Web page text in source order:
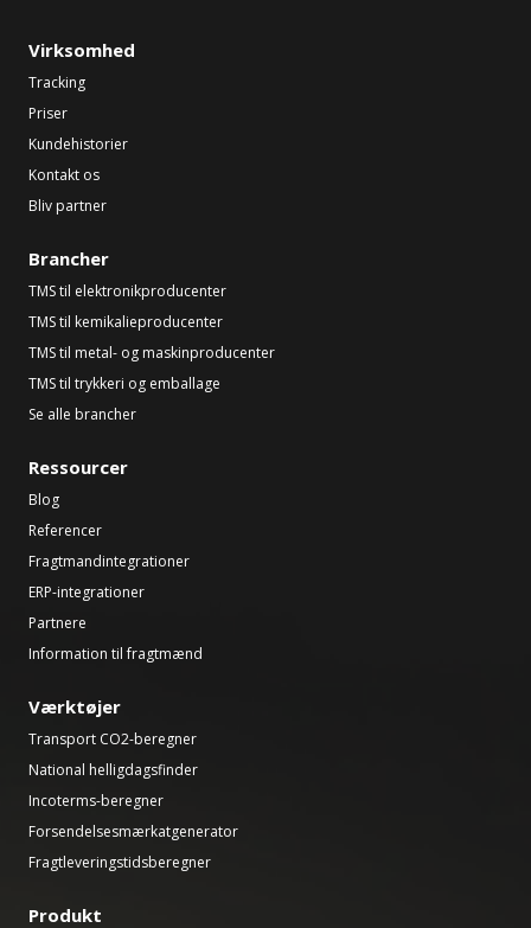
Virksomhed
Tracking
Priser
Kundehistorier
Kontakt os
Bliv partner
Brancher
TMS til elektronikproducenter
TMS til kemikalieproducenter
TMS til metal- og maskinproducenter
TMS til trykkeri og emballage
Se alle brancher
Ressourcer
Blog
Referencer
Fragtmandintegrationer
ERP-integrationer
Partnere
Information til fragtmænd
Værktøjer
Transport CO2-beregner
National helligdagsfinder
Incoterms-beregner
Forsendelsesmærkatgenerator
Fragtleveringstidsberegner
Produkt